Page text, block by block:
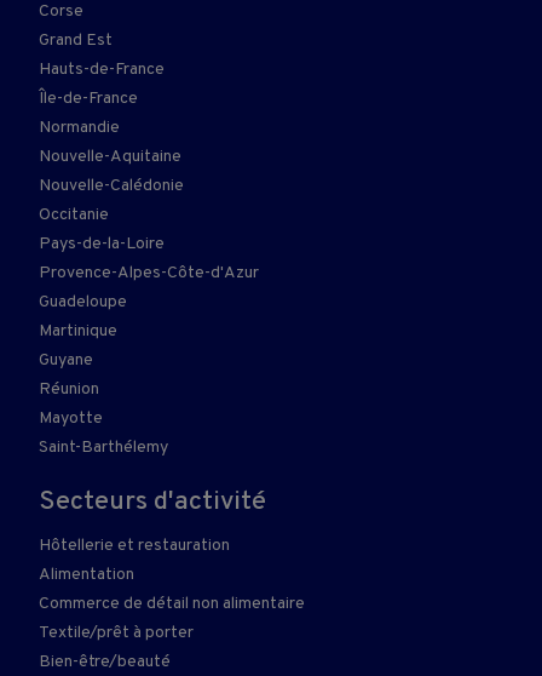
Corse
Grand Est
Hauts-de-France
Île-de-France
Normandie
Nouvelle-Aquitaine
Nouvelle-Calédonie
Occitanie
Pays-de-la-Loire
Provence-Alpes-Côte-d'Azur
Guadeloupe
Martinique
Guyane
Réunion
Mayotte
Saint-Barthélemy
Secteurs d'activité
Hôtellerie et restauration
Alimentation
Commerce de détail non alimentaire
Textile/prêt à porter
Bien-être/beauté